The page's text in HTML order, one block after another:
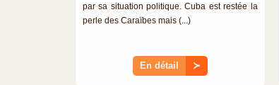
par sa situation politique. Cuba est restée la
perle des Caraïbes mais (...)
En détail ≻